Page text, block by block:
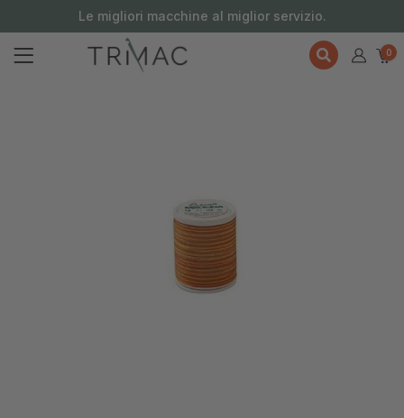
Le migliori macchine al miglior servizio.
0